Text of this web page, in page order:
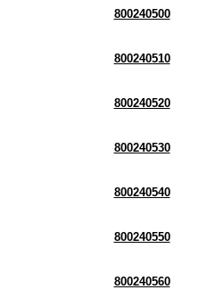
800240500
800240510
800240520
800240530
800240540
800240550
800240560